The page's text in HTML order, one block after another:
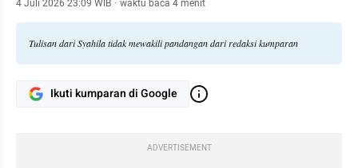
4 Juli 2026 23:09 WIB · waktu baca 4 menit
Tulisan dari Syahila tidak mewakili pandangan dari redaksi kumparan
Ikuti kumparan di Google
ADVERTISEMENT